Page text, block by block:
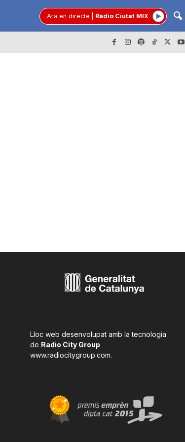
Ara en directe Ràdio Ciutat MIX
Lloc web desenvolupat amb la tecnologia
de Radio City Group
www.radiocitygroup.com.